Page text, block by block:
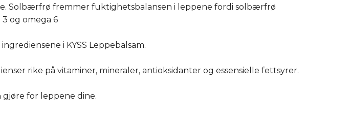
Solbærfrø fremmer fuktighetsbalansen i leppene fordi solbærfrø
og omega 6
i KYSS Leppebalsam.
rike på vitaminer, mineraler, antioksidanter og essensielle fettsyrer.
gjøre for leppene dine.